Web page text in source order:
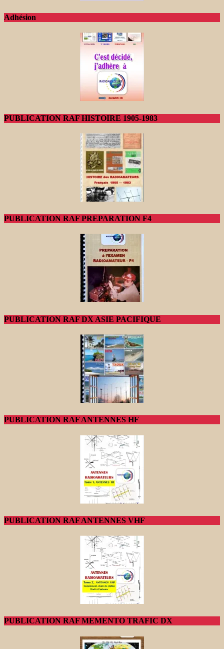
Adhésion
PUBLICATION RAF HISTOIRE 1905-1983
PUBLICATION RAF PREPARATION F4
PUBLICATION RAF DX ASIE PACIFIQUE
PUBLICATION RAF ANTENNES HF
PUBLICATION RAF ANTENNES VHF
PUBLICATION RAF MEMENTO TRAFIC DX